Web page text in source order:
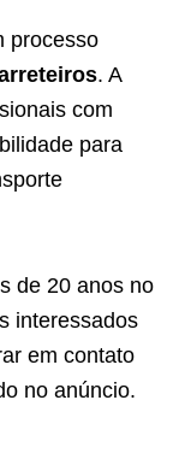
processo
. A
com
para
de 20 anos no
interessados
em contato
no anúncio.